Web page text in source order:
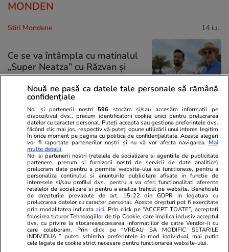
MONDEN
Stiri Mondene 14 iul.
Ce se va întâmpla cu matinalul
„Super Neatza” cu Răzvan şi
Dani, de la Antena 1. Anunțul
făcut de producători
Stiri Mondene 14 iul.
ANAF scoate la licitație hainele
confiscate de la Bianca
Drăgușanu. Lista bunurilor care
urmează să fie valorificate
PARTENERI
Nouă ne pasă ca datele tale personale să rămână
confidențiale
Noi și partenerii noștri 596 stocăm și/sau accesăm informații pe
dispozitivul dvs., precum identificatorii cookie unici pentru prelucrarea
datelor cu caracter personal. Puteți accepta sau gestiona preferințele dvs.
făcând clic mai jos, respectiv vă puteți opune utilizării unui interes legitim
în orice moment pe pagina cu politica de confidențialitate. Aceste alegeri
vor fi raportate partenerilor noștri și nu vă vor afecta navigarea. Mai
multe detalii
Noi si partenerii nostri (retelele de socializare si agentiile de publicitate
partenere, precum si furnizorii nostri de servicii de date analitice)
prelucram date pentru a permite website-ului sa functioneze, pentru a
personaliza continutul si anunturile publicitare afisate in functie de
interesele si/sau profilul dvs., pentru a va oferi functionalitati aferente
retelelor de socializare si pentru a analiza traficul pe website. Beneficiati
de drepturile prevazute de art. 15-22 din GDPR in legatura cu
prelucrarea datelor cu caracter personal. Aceste drepturi pot fi exercitate
prin modalitatea indicataaici. Prin click pe “ACCEPT TOATE”, acceptati
folosirea tuturor Tehnologiilor de tip Cookie, care implica inclusiv acceptul
dvs. cu privire la stocarea/accesarea informatiilor de catre Vendor-ii cu
care colaboram. Prin click pe “VREAU SA MODIFIC SETARILE
INDIVIDUAL” puteti schimba preferintele in mod individual, mai putin
cele legate de cookie strict necesare pentru functionarea website-ului.